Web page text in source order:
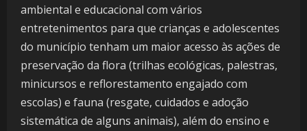
ambiental e educacional com vários
entretenimentos para que crianças e adolescentes
do município tenham um maior acesso às ações de
preservação da flora (trilhas ecológicas, palestras,
minicursos e reflorestamento engajado com
escolas) e fauna (resgate, cuidados e adoção
sistemática de alguns animais), além do ensino e